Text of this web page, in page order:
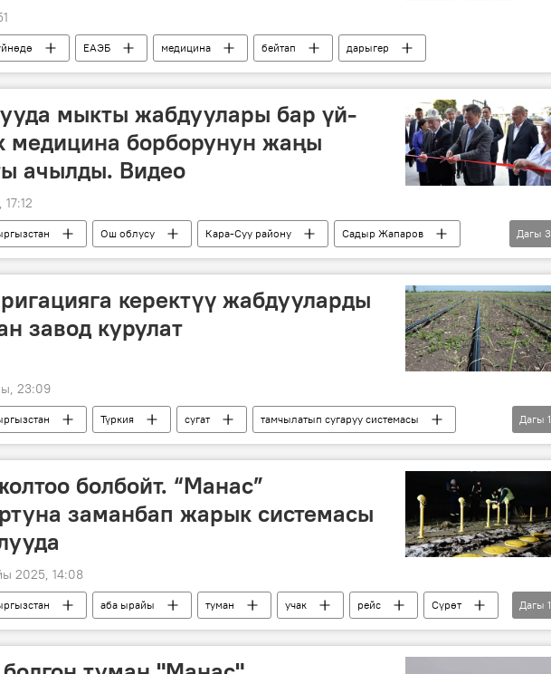
ЕАЭБ медицина бейтап дарыгер
мыкты жабдуулары бар үй-
медицина борборунун жаңы
ачылды. Видео
Ош облусу Кара-Суу району
Садыр Жапаров
медицина оорукана
Дагы 3
керектүү жабдууларды
завод курулат
23:09
Түркия сугат
тамчылатып сугаруу системасы
Дагы 1
болбойт. “Манас”
заманбап жарык системасы
2025, 14:08
аба ырайы туман учак рейс
Сүрөт
Дагы 1